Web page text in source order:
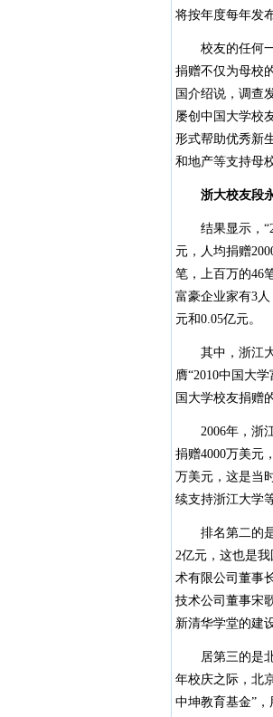
将按年度每年发
校友的任何一
捐赠不仅为母校
国介绍说，调查
屡创中国大学校
形式帮助优秀新
和地产等支持母
浙大校友段
结果显示，
元，人均捐赠
笔，上百万的46
富豪企业家有3
元和0.05亿元。
其中，浙江大
膺“2010中国大
国大学校友捐赠
2006年，浙江
捐赠4000万美元
万美元，这是当
续支持浙江大学
排名第二的是
2亿元，这也是
术有限公司董事
技术公司董事宋
新清华学堂的建设
居第三的是北
年校庆之际，北
中坤教育基金”